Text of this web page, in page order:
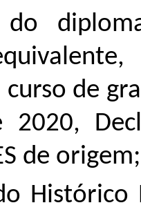
do
de
de origem;
Histórico